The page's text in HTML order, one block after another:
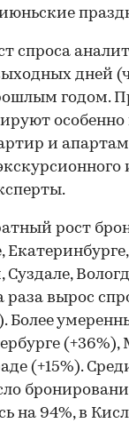
спроса
дней
годом.
и
рост
раза вырос
Более
(+15%).
на 94%, в